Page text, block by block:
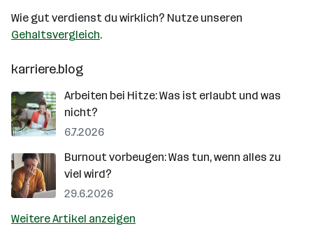
Wie gut verdienst du wirklich? Nutze unseren
Gehaltsvergleich.
karriere.blog
Arbeiten bei Hitze: Was ist erlaubt und was
nicht?
6.7.2026
Burnout vorbeugen: Was tun, wenn alles zu
viel wird?
29.6.2026
Weitere Artikel anzeigen